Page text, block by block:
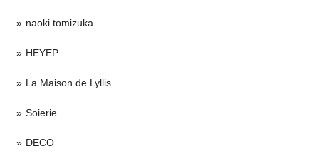
naoki tomizuka
HEYEP
La Maison de Lyllis
Soierie
DECO